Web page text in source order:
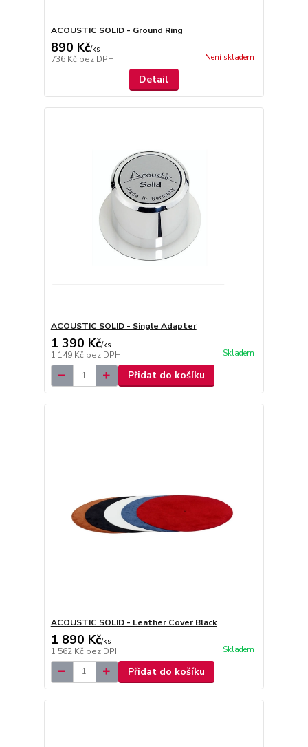
ACOUSTIC SOLID - Ground Ring
890 Kč/ks
736 Kč bez DPH Není skladem
Detail
ACOUSTIC SOLID - Single Adapter
1 390 Kč/ks
1 149 Kč bez DPH Skladem
Přidat do košíku
ACOUSTIC SOLID - Leather Cover Black
1 890 Kč/ks
1 562 Kč bez DPH Skladem
Přidat do košíku